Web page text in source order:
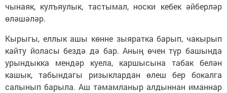
чынаяк, кулъяулык, тастымал, носки кебек әйберләр
өләшәләр.
Кырыгы, еллык ашы көнне зыяратка барып, чакырып
кайту йоласы бездә дә бар. Аның өчен түр башында
урындыкка мендәр куела, каршысына табак белән
кашык, табындагы ризыклардан өлеш бер бокалга
салынып барыла. Аш тәмамланыр алдыннан иманнар